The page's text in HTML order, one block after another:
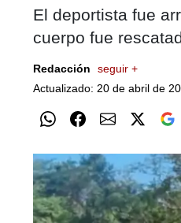
El deportista fue
cuerpo fue
Redacción
seguir +
Actualizado: 20 de abril de